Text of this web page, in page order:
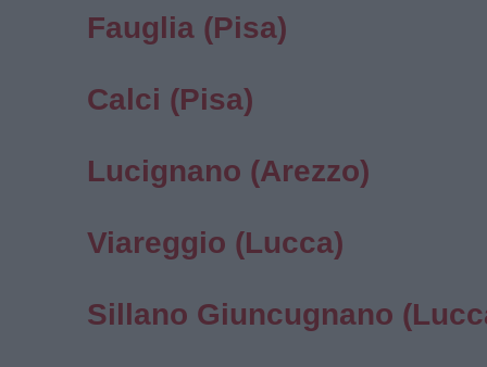
Fauglia (Pisa)
Calci (Pisa)
Lucignano (Arezzo)
Viareggio (Lucca)
Sillano Giuncugnano